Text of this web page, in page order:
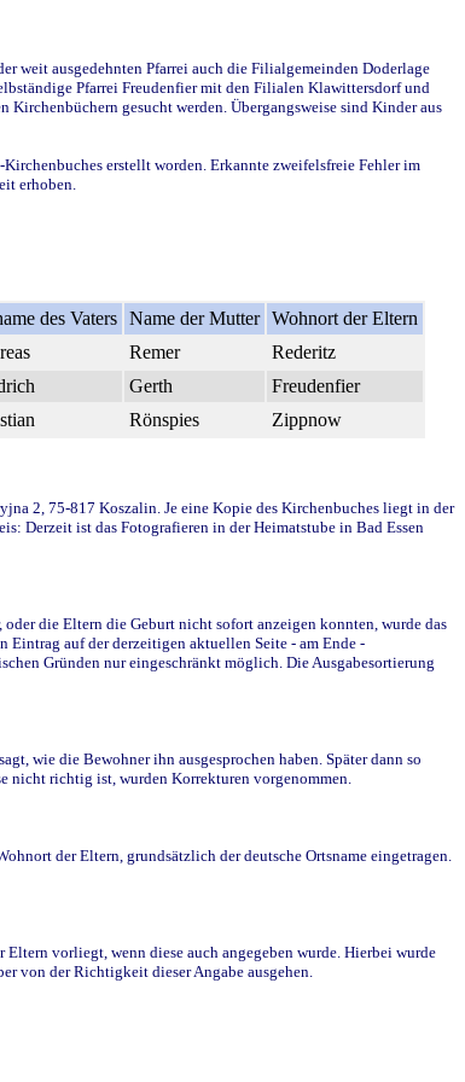
weit ausgedehnten Pfarrei auch die Filialgemeinden Doderlage
Pfarrei Freudenfier mit den Filialen Klawittersdorf und
gesucht werden. Übergangsweise sind Kinder aus
erstellt worden. Erkannte zweifelsfreie Fehler im
erhoben.
des Vaters Name der Mutter Wohnort der Eltern
Remer
Rederitz
Gerth
Freudenfier
Rönspies Zippnow
2, 75-817 Koszalin. Je eine Kopie des Kirchenbuches liegt in der
Derzeit ist das Fotografieren in der Heimatstube in Bad Essen
die Eltern die Geburt nicht sofort anzeigen konnten, wurde das
Eintrag auf der derzeitigen aktuellen Seite - am Ende -
Gründen nur eingeschränkt möglich. Die Ausgabesortierung
wie die Bewohner ihn ausgesprochen haben. Später dann so
nicht richtig ist, wurden Korrekturen vorgenommen.
der Eltern, grundsätzlich der deutsche Ortsname eingetragen.
vorliegt, wenn diese auch angegeben wurde. Hierbei wurde
von der Richtigkeit dieser Angabe ausgehen.